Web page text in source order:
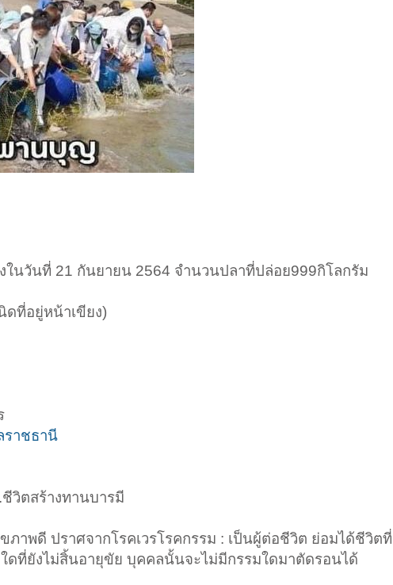
ในวันที่ 21 กันยายน 2564 จำนวนปลาที่ปล่อย999กิโลกรัม
ที่อยู่หน้าเขียง)
ราชธานี
วิตสร้างทานบารมี
ภาพดี ปราศจากโรคเวรโรคกรรม : เป็นผู้ต่อชีวิต ย่อมได้ชีวิต
ดที่ยังไม่สิ้นอายุขัย บุคคลนั้นจะไม่มีกรรมใดมาตัดรอนได้